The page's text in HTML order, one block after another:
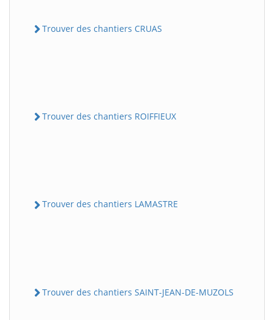
Trouver des chantiers CRUAS
Trouver des chantiers ROIFFIEUX
Trouver des chantiers LAMASTRE
Trouver des chantiers SAINT-JEAN-DE-MUZOLS